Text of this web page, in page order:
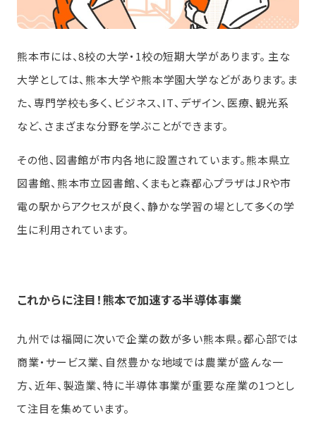
熊本市には、8校の大学・1校の短期大学があります。 主な
大学としては、熊本大学や熊本学園大学などがあります。ま
た、専門学校も多く、ビジネス、IT、デザイン、医療、観光系
など、さまざまな分野を学ぶことができます。
その他、図書館が市内各地に設置されています。熊本県立
図書館、熊本市立図書館、くまもと森都心プラザはJRや市
電の駅からアクセスが良く、静かな学習の場として多くの学
生に利用されています。
これからに注目！熊本で加速する半導体事業
九州では福岡に次いで企業の数が多い熊本県。都心部では
商業・サービス業、自然豊かな地域では農業が盛んな一
方、近年、製造業、特に半導体事業が重要な産業の1つとし
て注目を集めています。